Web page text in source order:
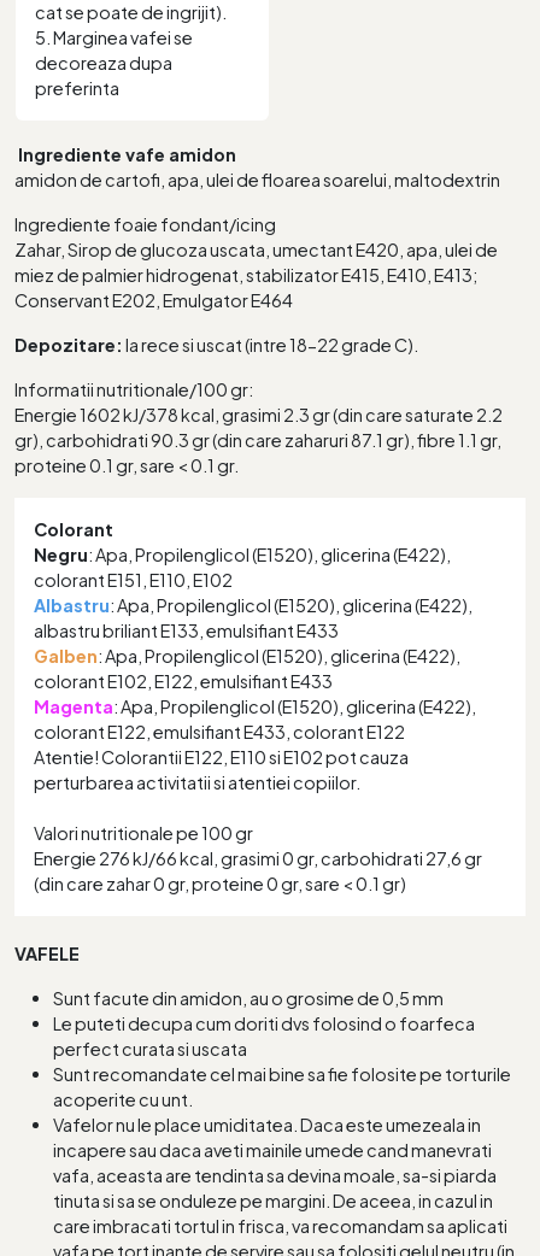
cat se poate de ingrijit).
5. Marginea vafei se
decoreaza dupa
preferinta
Ingrediente vafe amidon
amidon de cartofi, apa, ulei de floarea soarelui, maltodextrin
Ingrediente foaie fondant/icing
Zahar, Sirop de glucoza uscata, umectant E420, apa, ulei de
miez de palmier hidrogenat, stabilizator E415, E410, E413;
Conservant E202, Emulgator E464
Depozitare: la rece si uscat (intre 18-22 grade C).
Informatii nutritionale/100 gr:
Energie 1602 kJ/378 kcal, grasimi 2.3 gr (din care saturate 2.2
gr), carbohidrati 90.3 gr (din care zaharuri 87.1 gr), fibre 1.1 gr,
proteine 0.1 gr, sare < 0.1 gr.
Colorant
Negru: Apa, Propilenglicol (E1520), glicerina (E422),
colorant E151, E110, E102
Albastru: Apa, Propilenglicol (E1520), glicerina (E422),
albastru briliant E133, emulsifiant E433
Galben: Apa, Propilenglicol (E1520), glicerina (E422),
colorant E102, E122, emulsifiant E433
Magenta: Apa, Propilenglicol (E1520), glicerina (E422),
colorant E122, emulsifiant E433, colorant E122
Atentie! Colorantii E122, E110 si E102 pot cauza
perturbarea activitatii si atentiei copiilor.
Valori nutritionale pe 100 gr
Energie 276 kJ/66 kcal, grasimi 0 gr, carbohidrati 27,6 gr
(din care zahar 0 gr, proteine 0 gr, sare < 0.1 gr)
VAFELE
Sunt facute din amidon, au o grosime de 0,5 mm
Le puteti decupa cum doriti dvs folosind o foarfeca
perfect curata si uscata
Sunt recomandate cel mai bine sa fie folosite pe torturile
acoperite cu unt.
Vafelor nu le place umiditatea. Daca este umezeala in
incapere sau daca aveti mainile umede cand manevrati
vafa, aceasta are tendinta sa devina moale, sa-si piarda
tinuta si sa se onduleze pe margini. De aceea, in cazul in
care imbracati tortul in frisca, va recomandam sa aplicati
vafa pe tort inante de servire sau sa folositi gelul neutru (in